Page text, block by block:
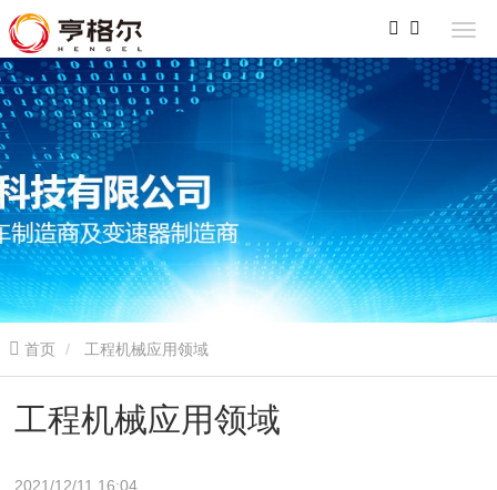
首页 工程机械应用领域
工程机械应用领域
2021/12/11 16:04